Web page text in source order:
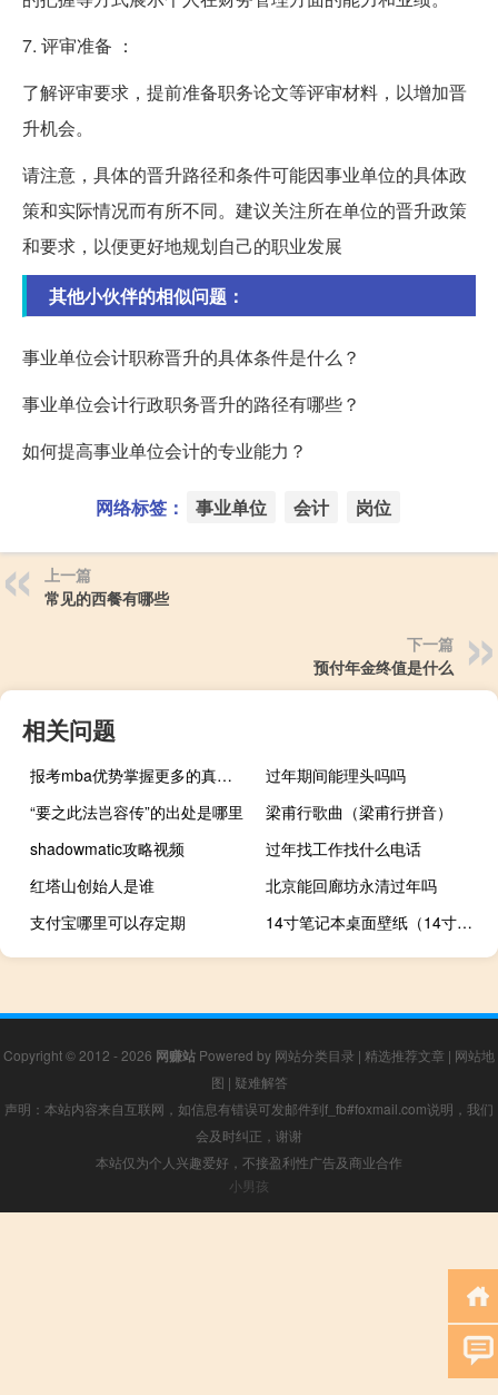
7. 评审准备 ：
了解评审要求，提前准备职务论文等评审材料，以增加晋
升机会。
请注意，具体的晋升路径和条件可能因事业单位的具体政
策和实际情况而有所不同。建议关注所在单位的晋升政策
和要求，以便更好地规划自己的职业发展
其他小伙伴的相似问题：
事业单位会计职称晋升的具体条件是什么？
事业单位会计行政职务晋升的路径有哪些？
如何提高事业单位会计的专业能力？
网络标签： 事业单位 会计 岗位
上一篇
常见的西餐有哪些
下一篇
预付年金终值是什么
相关问题
报考mba优势掌握更多的真本事成为一个管理精英
过年期间能理头吗吗
“要之此法岂容传”的出处是哪里
梁甫行歌曲（梁甫行拼音）
shadowmatic攻略视频
过年找工作找什么电话
红塔山创始人是谁
北京能回廊坊永清过年吗
支付宝哪里可以存定期
14寸笔记本桌面壁纸（14寸笔记本桌面壁纸高清）
Copyright © 2012 - 2026 网赚站 Powered by 网站分类目录 | 精选推荐文章 | 网站地
图 | 疑难解答
声明：本站内容来自互联网，如信息有错误可发邮件到f_fb#foxmail.com说明，我们
会及时纠正，谢谢
本站仅为个人兴趣爱好，不接盈利性广告及商业合作
小男孩